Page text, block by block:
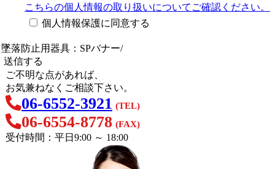
こちらの個人情報の取り扱いについてご確認ください。
個人情報保護に同意する
ご不明な点があれば、
お気兼ねなくご相談下さい。
06-6552-3921 (TEL)
06-6554-8778 (FAX)
受付時間：平日9:00 ～ 18:00